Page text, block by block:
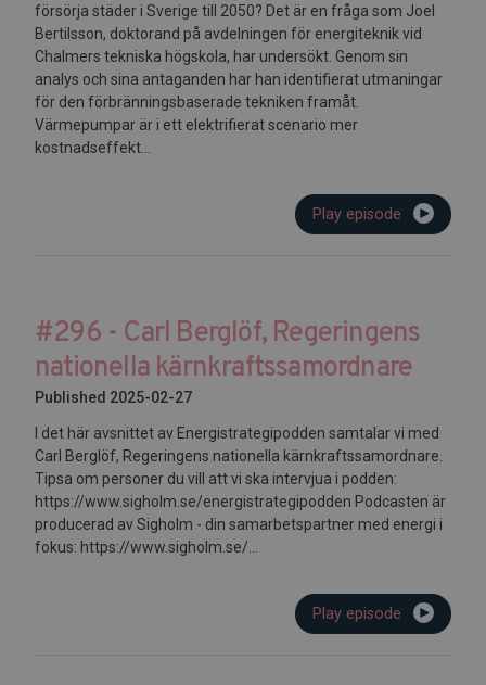
försörja städer i Sverige till 2050? Det är en fråga som Joel
Bertilsson, doktorand på avdelningen för energiteknik vid
Chalmers tekniska högskola, har undersökt. Genom sin
analys och sina antaganden har han identifierat utmaningar
för den förbränningsbaserade tekniken framåt.
Värmepumpar är i ett elektrifierat scenario mer
kostnadseffekt...
Play episode
#296 - Carl Berglöf, Regeringens
nationella kärnkraftssamordnare
Published 2025-02-27
I det här avsnittet av Energistrategipodden samtalar vi med
Carl Berglöf, Regeringens nationella kärnkraftssamordnare.
Tipsa om personer du vill att vi ska intervjua i podden:
https://www.sigholm.se/energistrategipodden Podcasten är
producerad av Sigholm - din samarbetspartner med energi i
fokus: https://www.sigholm.se/...
Play episode